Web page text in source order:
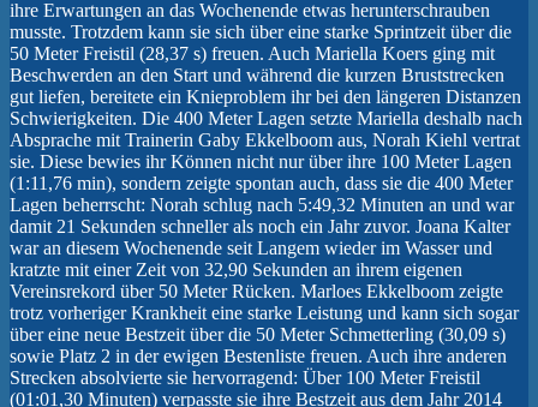
ihre Erwartungen an das Wochenende etwas herunterschrauben
musste. Trotzdem kann sie sich über eine starke Sprintzeit über die
50 Meter Freistil (28,37 s) freuen. Auch Mariella Koers ging mit
Beschwerden an den Start und während die kurzen Bruststrecken
gut liefen, bereitete ein Knieproblem ihr bei den längeren Distanzen
Schwierigkeiten. Die 400 Meter Lagen setzte Mariella deshalb nach
Absprache mit Trainerin Gaby Ekkelboom aus, Norah Kiehl vertrat
sie. Diese bewies ihr Können nicht nur über ihre 100 Meter Lagen
(1:11,76 min), sondern zeigte spontan auch, dass sie die 400 Meter
Lagen beherrscht: Norah schlug nach 5:49,32 Minuten an und war
damit 21 Sekunden schneller als noch ein Jahr zuvor. Joana Kalter
war an diesem Wochenende seit Langem wieder im Wasser und
kratzte mit einer Zeit von 32,90 Sekunden an ihrem eigenen
Vereinsrekord über 50 Meter Rücken. Marloes Ekkelboom zeigte
trotz vorheriger Krankheit eine starke Leistung und kann sich sogar
über eine neue Bestzeit über die 50 Meter Schmetterling (30,09 s)
sowie Platz 2 in der ewigen Bestenliste freuen. Auch ihre anderen
Strecken absolvierte sie hervorragend: Über 100 Meter Freistil
(01:01,30 Minuten) verpasste sie ihre Bestzeit aus dem Jahr 2014